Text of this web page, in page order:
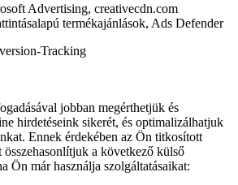
Advertising, creativecdn.com
termékajánlások, Ads Defender
Tracking
jobban megérthetjük és
hirdetéseink sikerét, és optimalizálhatjuk
Ennek érdekében az Ön titkosított
összehasonlítjuk a következő külső
Ön már használja szolgáltatásaikat: